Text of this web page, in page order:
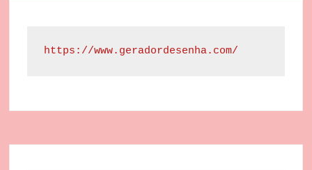
https://www.geradordesenha.com/